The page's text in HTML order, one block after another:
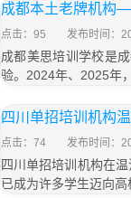
成都本土老牌机构
点击：95 发布时间：
成都美思培训学校是
验。2024年、2025年
四川单招培训机构
点击：74 发布时间：
四川单招培训机构在
已成为许多学生迈向